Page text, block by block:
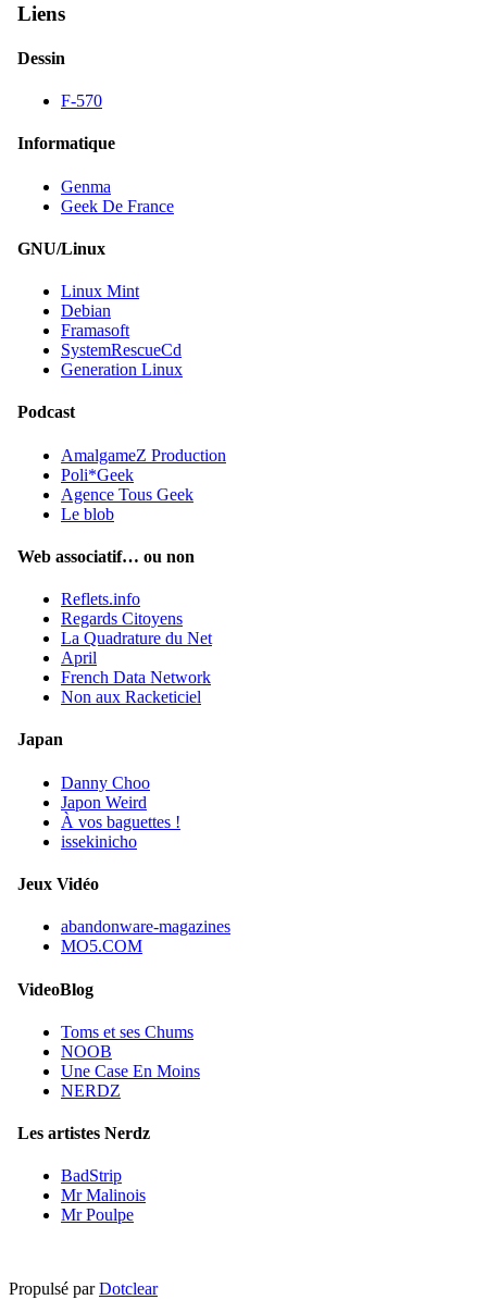
Liens
Dessin
F-570
Informatique
Genma
Geek De France
GNU/Linux
Linux Mint
Debian
Framasoft
SystemRescueCd
Generation Linux
Podcast
AmalgameZ Production
Poli*Geek
Agence Tous Geek
Le blob
Web associatif… ou non
Reflets.info
Regards Citoyens
La Quadrature du Net
April
French Data Network
Non aux Racketiciel
Japan
Danny Choo
Japon Weird
À vos baguettes !
issekinicho
Jeux Vidéo
abandonware-magazines
MO5.COM
VideoBlog
Toms et ses Chums
NOOB
Une Case En Moins
NERDZ
Les artistes Nerdz
BadStrip
Mr Malinois
Mr Poulpe
Propulsé parDotclear